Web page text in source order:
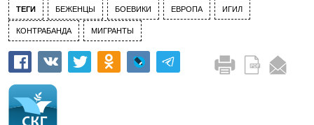
ТЕГИ БЕЖЕНЦЫ БОЕВИКИ ЕВРОПА ИГИЛ
КОНТРАБАНДА МИГРАНТЫ